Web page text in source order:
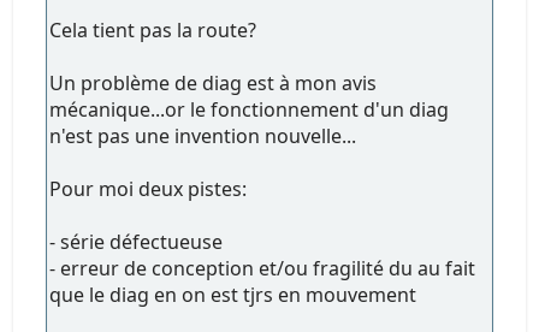
Cela tient pas la route?
Un problème de diag est à mon avis
mécanique...or le fonctionnement d'un diag
n'est pas une invention nouvelle...
Pour moi deux pistes:
- série défectueuse
- erreur de conception et/ou fragilité du au fait
que le diag en on est tjrs en mouvement